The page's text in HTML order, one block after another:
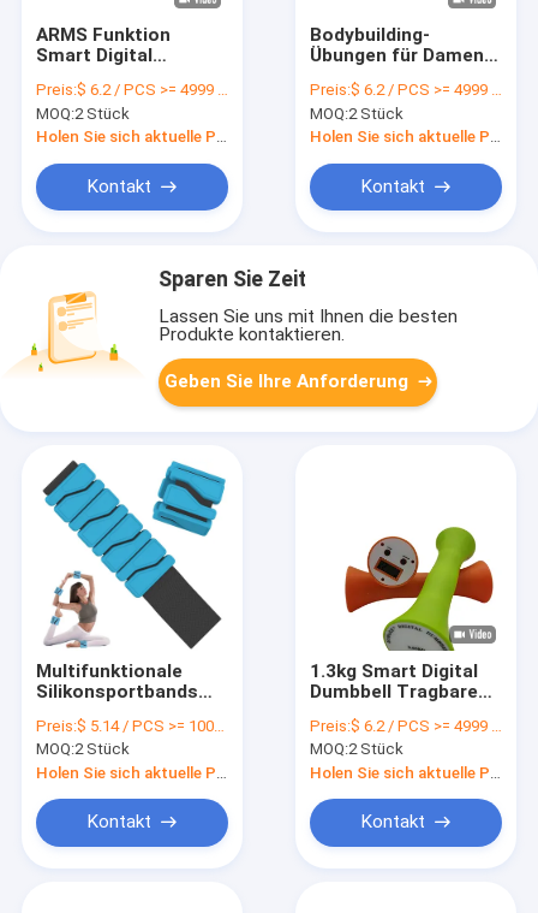
ARMS Funktion
Smart Digital
Leichtgewicht Grüne
Farbe
Preis:$ 6.2 / PCS >= 4999 PCS
MOQ:2 Stück
Holen Sie sich aktuelle Preis
Kontakt
Bodybuilding-
Übungen für Damen
Heimgymnastik
Preis:$ 6.2 / PCS >= 4999 PCS
MOQ:2 Stück
Holen Sie sich aktuelle Preis
Kontakt
Sparen Sie Zeit
Lassen Sie uns mit Ihnen die besten
Produkte kontaktieren.
Geben Sie Ihre Anforderung
Multifunktionale
Silikonsportbands
Knöchel
Preis:$ 5.14 / PCS >= 1000 PCS
MOQ:2 Stück
Kontakt
1.3kg Smart Digital
Dumbbell Tragbare
Muskeln
Preis:$ 6.2 / PCS >= 4999 PCS
MOQ:2 Stück
Kontakt